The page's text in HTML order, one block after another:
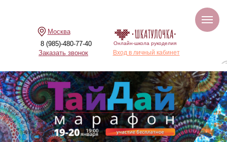
8 (985)-480-77-40
Вход в личный кабинет
Москва
Онлайн-школа рукоделия
Заказать звонок